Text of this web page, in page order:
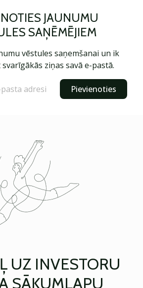
JAUNUMU
SAŅĒMĒJIEM
vēstules saņemšanai un ik
ziņas savā e-pastā.
Pievienoties
UZ INVESTORU
SĀKUMLAPU